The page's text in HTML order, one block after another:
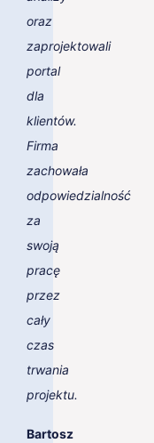
oraz
zaprojektowali
portal
dla
klientów.
Firma
zachowała
odpowiedzialność
za
swoją
pracę
przez
cały
czas
trwania
projektu.
Bartosz